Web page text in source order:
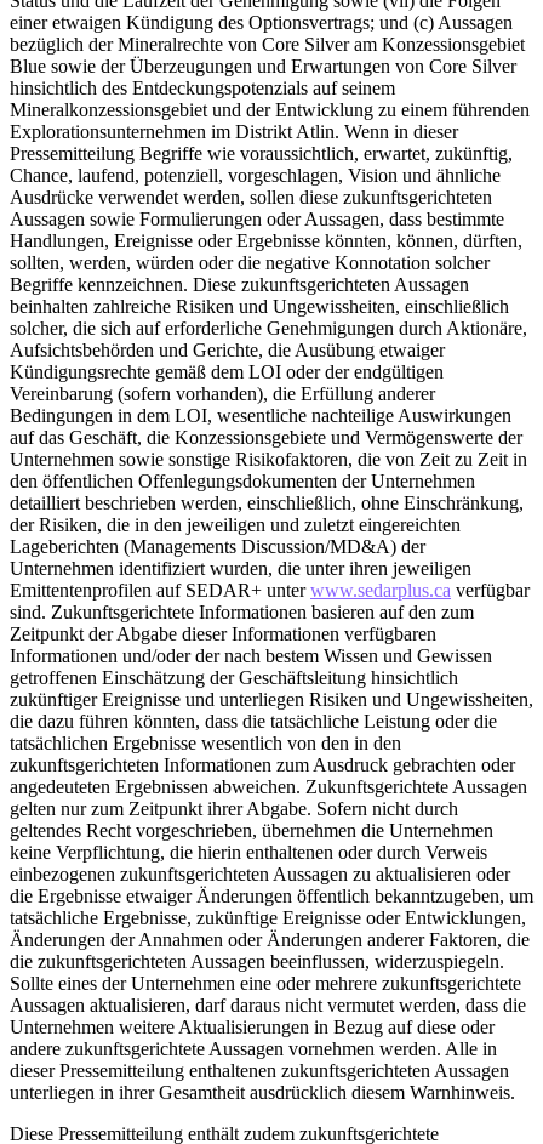
einer etwaigen Kündigung des Optionsvertrags; und (c) Aussagen
bezüglich der Mineralrechte von Core Silver am Konzessionsgebiet
Blue sowie der Überzeugungen und Erwartungen von Core Silver
hinsichtlich des Entdeckungspotenzials auf seinem
Mineralkonzessionsgebiet und der Entwicklung zu einem führenden
Explorationsunternehmen im Distrikt Atlin. Wenn in dieser
Pressemitteilung Begriffe wie voraussichtlich, erwartet, zukünftig,
Chance, laufend, potenziell, vorgeschlagen, Vision und ähnliche
Ausdrücke verwendet werden, sollen diese zukunftsgerichteten
Aussagen sowie Formulierungen oder Aussagen, dass bestimmte
Handlungen, Ereignisse oder Ergebnisse könnten, können, dürften,
sollten, werden, würden oder die negative Konnotation solcher
Begriffe kennzeichnen. Diese zukunftsgerichteten Aussagen
beinhalten zahlreiche Risiken und Ungewissheiten, einschließlich
solcher, die sich auf erforderliche Genehmigungen durch Aktionäre,
Aufsichtsbehörden und Gerichte, die Ausübung etwaiger
Kündigungsrechte gemäß dem LOI oder der endgültigen
Vereinbarung (sofern vorhanden), die Erfüllung anderer
Bedingungen in dem LOI, wesentliche nachteilige Auswirkungen
auf das Geschäft, die Konzessionsgebiete und Vermögenswerte der
Unternehmen sowie sonstige Risikofaktoren, die von Zeit zu Zeit in
den öffentlichen Offenlegungsdokumenten der Unternehmen
detailliert beschrieben werden, einschließlich, ohne Einschränkung,
der Risiken, die in den jeweiligen und zuletzt eingereichten
Lageberichten (Managements Discussion/MD&A) der
Unternehmen identifiziert wurden, die unter ihren jeweiligen
Emittentenprofilen auf SEDAR+ unterwww.sedarplus.ca verfügbar
sind. Zukunftsgerichtete Informationen basieren auf den zum
Zeitpunkt der Abgabe dieser Informationen verfügbaren
Informationen und/oder der nach bestem Wissen und Gewissen
getroffenen Einschätzung der Geschäftsleitung hinsichtlich
zukünftiger Ereignisse und unterliegen Risiken und Ungewissheiten,
die dazu führen könnten, dass die tatsächliche Leistung oder die
tatsächlichen Ergebnisse wesentlich von den in den
zukunftsgerichteten Informationen zum Ausdruck gebrachten oder
angedeuteten Ergebnissen abweichen. Zukunftsgerichtete Aussagen
gelten nur zum Zeitpunkt ihrer Abgabe. Sofern nicht durch
geltendes Recht vorgeschrieben, übernehmen die Unternehmen
keine Verpflichtung, die hierin enthaltenen oder durch Verweis
einbezogenen zukunftsgerichteten Aussagen zu aktualisieren oder
die Ergebnisse etwaiger Änderungen öffentlich bekanntzugeben, um
tatsächliche Ergebnisse, zukünftige Ereignisse oder Entwicklungen,
Änderungen der Annahmen oder Änderungen anderer Faktoren, die
die zukunftsgerichteten Aussagen beeinflussen, widerzuspiegeln.
Sollte eines der Unternehmen eine oder mehrere zukunftsgerichtete
Aussagen aktualisieren, darf daraus nicht vermutet werden, dass die
Unternehmen weitere Aktualisierungen in Bezug auf diese oder
andere zukunftsgerichtete Aussagen vornehmen werden. Alle in
dieser Pressemitteilung enthaltenen zukunftsgerichteten Aussagen
unterliegen in ihrer Gesamtheit ausdrücklich diesem Warnhinweis.
Diese Pressemitteilung enthält zudem zukunftsgerichtete